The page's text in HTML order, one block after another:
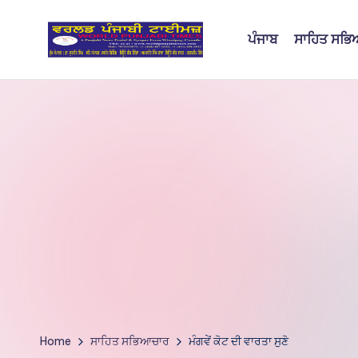
W
bi
ਪੰਜਾਬ ਸਾਹਿਤ
Home ਸਾਹਿਤ ਸਭਿਆਚਾਰ ਮੰਗਵੇਂ ਕੋਟ ਦੀ ਵਾਰਤਾ ਸੁਣੋ